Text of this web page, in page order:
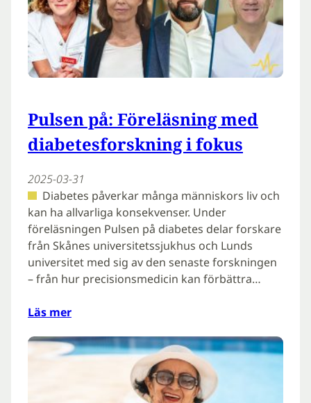
Pulsen på: Föreläsning med
diabetesforskning i fokus
2025-03-31
Diabetes påverkar många människors liv och
kan ha allvarliga konsekvenser. Under
föreläsningen Pulsen på diabetes delar forskare
från Skånes universitetssjukhus och Lunds
universitet med sig av den senaste forskningen
– från hur precisionsmedicin kan förbättra…
Läs mer